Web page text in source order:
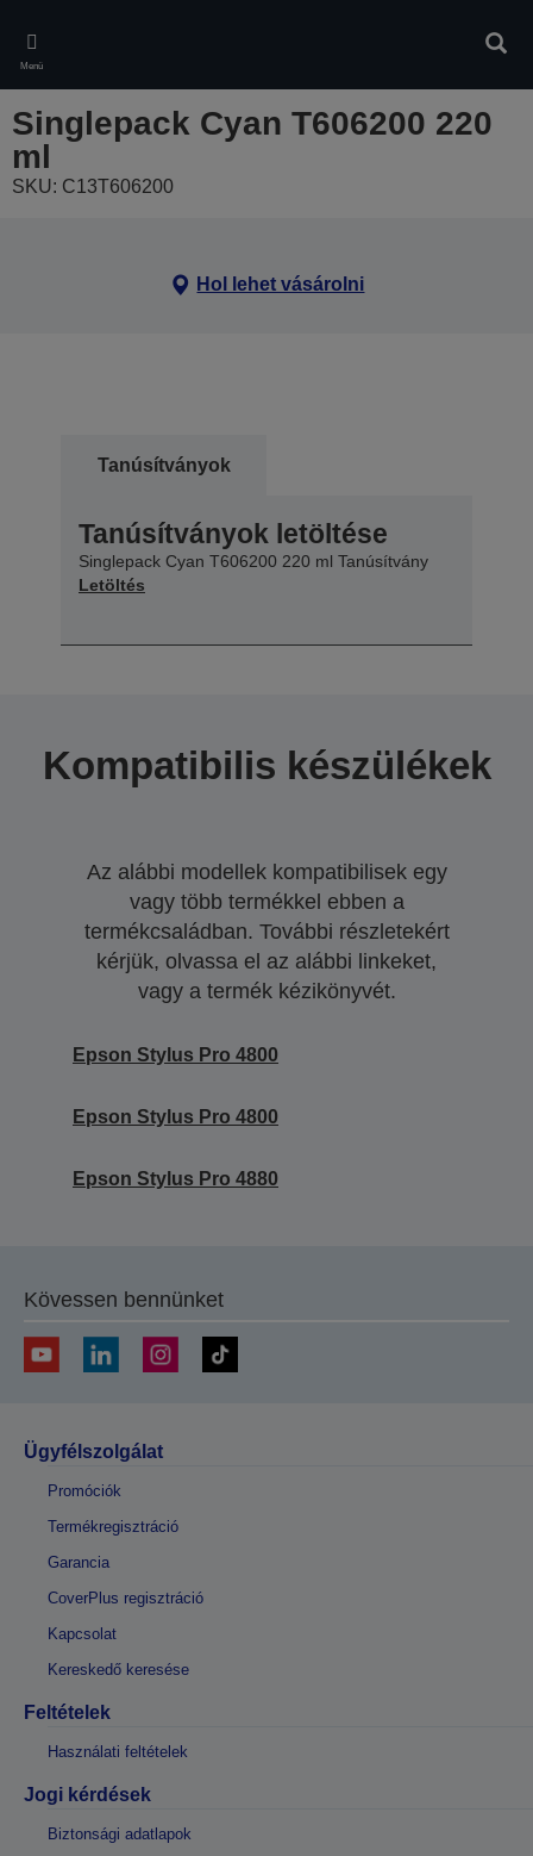
main
content
Menü
Singlepack Cyan T606200 220
ml
SKU: C13T606200
Hol lehet vásárolni
Tanúsítványok
Tanúsítványok letöltése
Singlepack Cyan T606200 220 ml Tanúsítvány
Letöltés
Kompatibilis készülékek
Az alábbi modellek kompatibilisek egy
vagy több termékkel ebben a
termékcsaládban. További részletekért
kérjük, olvassa el az alábbi linkeket,
vagy a termék kézikönyvét.
Epson Stylus Pro 4800
Epson Stylus Pro 4800
Epson Stylus Pro 4880
Kövessen bennünket
Ügyfélszolgálat
Promóciók
Termékregisztráció
Garancia
CoverPlus regisztráció
Kapcsolat
Kereskedő keresése
Feltételek
Használati feltételek
Jogi kérdések
Biztonsági adatlapok